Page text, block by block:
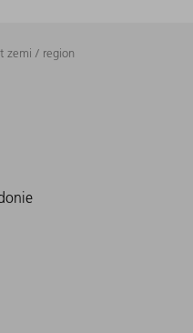
zemi / region